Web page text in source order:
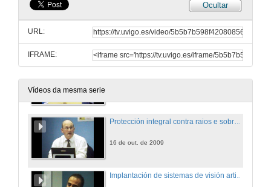
Ocultar
URL:
IFRAME:
Vídeos da mesma serie
Instalación para a xestión de vivendas e edificios intelixentes
16 de out. de 2009
Implantación de sistemas de visión artificial en planta. Retos e dificultades